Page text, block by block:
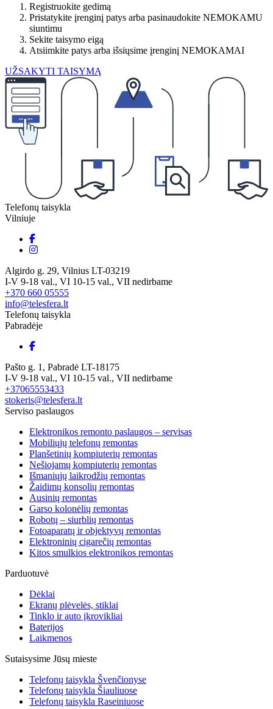
Registruokite gedimą
Pristatykite įrenginį patys arba pasinaudokite NEMOKAMU
siuntimu
Sekite taisymo eigą
Atsiimkite patys arba išsiųsime įrenginį NEMOKAMAI
UŽSAKYTI TAISYMĄ
Telefonų taisykla
Vilniuje
Algirdo g. 29, Vilnius LT-03219
I-V 9-18 val., VI 10-15 val., VII nedirbame
+370 660 05555
info@telesfera.lt
Telefonų taisykla
Pabradėje
Pašto g. 1, Pabradė LT-18175
I-V 9-18 val., VI 10-15 val., VII nedirbame
+37065553433
stokeris@telesfera.lt
Serviso paslaugos
Elektronikos remonto paslaugos – servisas
Mobiliųjų telefonų remontas
Planšetinių kompiuterių remontas
Nešiojamų kompiuterių remontas
Išmaniųjų laikrodžių remontas
Žaidimų konsolių remontas
Ausinių remontas
Garso kolonėlių remontas
Robotų – siurblių remontas
Fotoaparatų ir objektyvų remontas
Elektroninių cigarečių remontas
Kitos smulkios elektronikos remontas
Parduotuvė
Dėklai
Ekranų plėvelės, stiklai
Tinklo ir auto įkrovikliai
Baterijos
Laikmenos
Sutaisysime Jūsų mieste
Telefonų taisykla Švenčionyse
Telefonų taisykla Šiauliuose
Telefonų taisykla Raseiniuose